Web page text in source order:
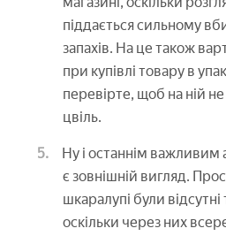
піддається сильному
запахів. На це також
при купівлі товару в
перевірте, щоб на ній
цвіль.
Ну і останнім
є зовнішній вигляд.
шкаралупі були
оскільки через них